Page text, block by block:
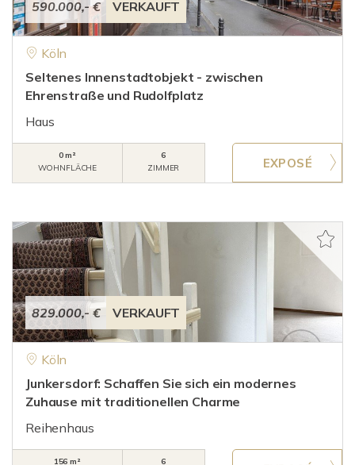
590.000,- € VERKAUFT
Köln
Seltenes Innenstadtobjekt - zwischen
Ehrenstraße und Rudolfplatz
Haus
0 m²
WOHNFLÄCHE
6
ZIMMER
829.000,- € VERKAUFT
Köln
Junkersdorf: Schaffen Sie sich ein modernes
Zuhause mit traditionellen Charme
Reihenhaus
156 m²
6